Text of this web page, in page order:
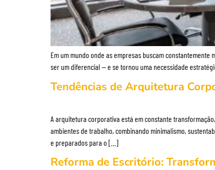
Em um mundo onde as empresas buscam
ser um diferencial — e se tornou uma necessidade
Tendências de Arquitetura
A arquitetura corporativa está em constante
ambientes de trabalho, combinando minimalismo,
e preparados para o […]
Reforma de Escritório: